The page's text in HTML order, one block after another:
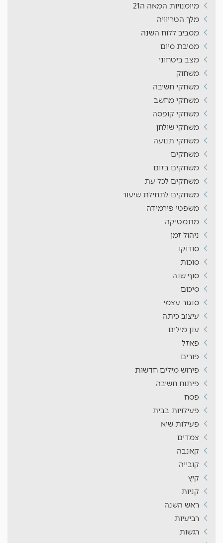
מיומנויות המאה ה21
מלך הטריוויה
מסביב ללוח השנה
מסיבת סיום
מצב ביטחוני
משחוק
משחקי חשיבה
משחקי מחשב
משחקי קופסה
משחקי שולחן
משחקי תנועה
משחקים
משחקים בזום
משחקים לכל עת
משחקים לתחילת שיעור
משפטי פירמידה
מתמטיקה
ניהול זמן
סודוקו
סוכות
סוף שנה
סיכום
סנגור עצמי
עיצוב כיתה
ענן מילים
פאזל
פורים
פירוש מילים חדשות
פיתוח חשיבה
פסח
פעילויות בבית
פעילות שיא
צמדים
קאנבה
קובייה
קיץ
קניות
ראש השנה
רביעיות
רגשות